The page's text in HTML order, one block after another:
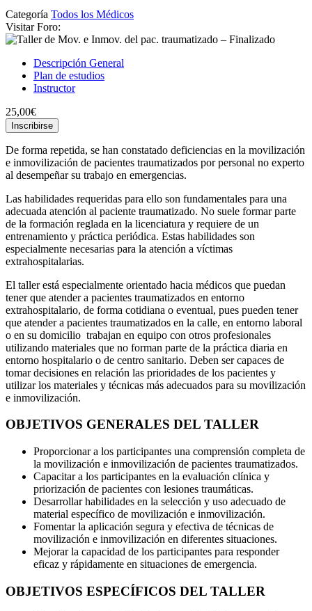
Categoría Todos los Médicos
Visitar Foro:
Descripción General
Plan de estudios
Instructor
25,00€
Inscribirse
De forma repetida, se han constatado deficiencias en la movilización
e inmovilización de pacientes traumatizados por personal no experto
al desempeñar su trabajo en emergencias.
Las habilidades requeridas para ello son fundamentales para una
adecuada atención al paciente traumatizado. No suele formar parte
de la formación reglada en la licenciatura y requiere de un
entrenamiento y práctica periódica. Estas habilidades son
especialmente necesarias para la atención a víctimas
extrahospitalarias.
El taller está especialmente orientado hacia médicos que puedan
tener que atender a pacientes traumatizados en entorno
extrahospitalario, de forma cotidiana o eventual, pues pueden tener
que atender a pacientes traumatizados en la calle, en entorno laboral
o en su domicilio trabajan en equipo con otros profesionales
utilizando materiales que no forman parte de la práctica diaria en
entorno hospitalario o de centro sanitario. Deben ser capaces de
tomar decisiones en relación las prioridades de los pacientes y
utilizar los materiales y técnicas más adecuados para su movilización
e inmovilización.
OBJETIVOS GENERALES DEL TALLER
Proporcionar a los participantes una comprensión completa de
la movilización e inmovilización de pacientes traumatizados.
Capacitar a los participantes en la evaluación clínica y
priorización de pacientes con lesiones traumáticas.
Desarrollar habilidades en la selección y uso adecuado de
material específico de movilización e inmovilización.
Fomentar la aplicación segura y efectiva de técnicas de
movilización e inmovilización en diferentes situaciones.
Mejorar la capacidad de los participantes para responder
eficaz y rápidamente en situaciones de emergencia.
OBJETIVOS ESPECÍFICOS DEL TALLER